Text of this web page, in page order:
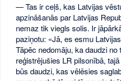
— Tas ir ceļš, kas Latvijas
apzināšanās par Latvijas
nemaz tik viegls solis. Ir
paziņotu: «Jā, es esmu
Tāpēc nedomāju, ka daudzi
reģistrējušies LR pilsonībā,
būs daudzi, kas vēlēsies